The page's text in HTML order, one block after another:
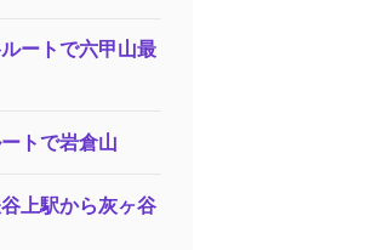
ートで六甲山最
トで岩倉山
上駅から灰ヶ谷